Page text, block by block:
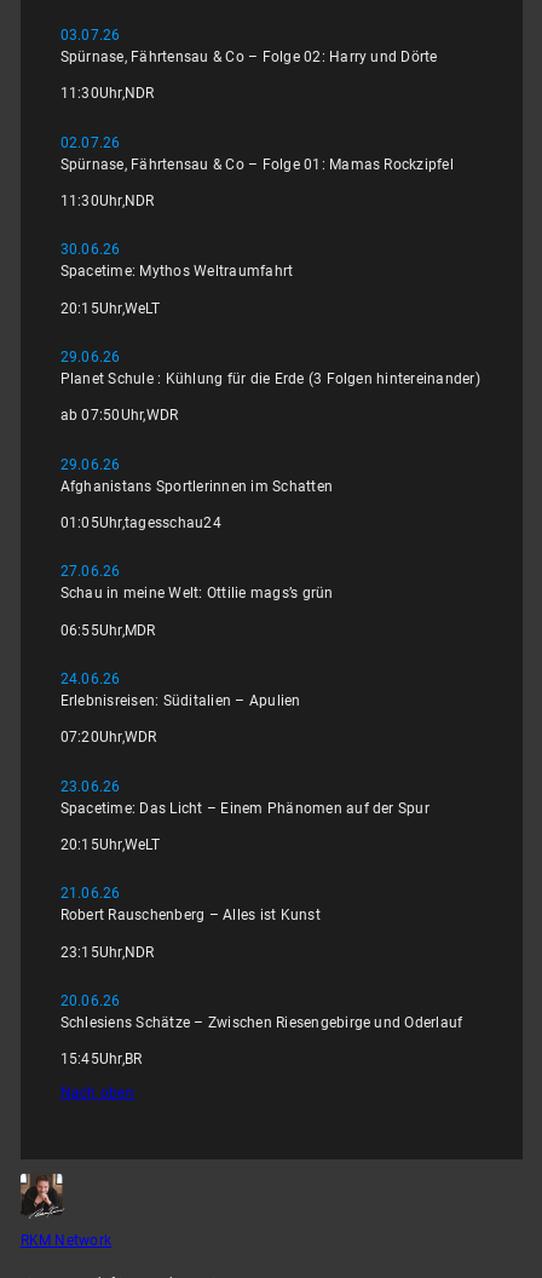
03.07.26
Spürnase, Fährtensau & Co – Folge 02: Harry und Dörte
11:30Uhr,NDR
02.07.26
Spürnase, Fährtensau & Co – Folge 01: Mamas Rockzipfel
11:30Uhr,NDR
30.06.26
Spacetime: Mythos Weltraumfahrt
20:15Uhr,WeLT
29.06.26
Planet Schule : Kühlung für die Erde (3 Folgen hintereinander)
ab 07:50Uhr,WDR
29.06.26
Afghanistans Sportlerinnen im Schatten
01:05Uhr,tagesschau24
27.06.26
Schau in meine Welt: Ottilie mags’s grün
06:55Uhr,MDR
24.06.26
Erlebnisreisen: Süditalien – Apulien
07:20Uhr,WDR
23.06.26
Spacetime: Das Licht – Einem Phänomen auf der Spur
20:15Uhr,WeLT
21.06.26
Robert Rauschenberg – Alles ist Kunst
23:15Uhr,NDR
20.06.26
Schlesiens Schätze – Zwischen Riesengebirge und Oderlauf
15:45Uhr,BR
Nach oben
RKM Network